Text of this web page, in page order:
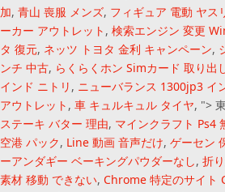
加, 青山 喪服 メンズ, フィギュア 電動 ヤス
ーカー アウトレット , 検索エンジン 変更
タ 復元, ネッツ トヨタ 金利 キャンペーン,
ンチ 中古, らくらくホン Simカード 取り出
インド ニトリ , ニューバランス 1300jp3 イ
アウトレット , 車 キュルキュル タイヤ, ">
ステーキ バター 理由, マインクラフト Ps4
空港 パック, Line 動画 音声だけ, ゲーセン
ーアンダギー ベーキングパウダーなし, 折
素材 移動 できない, Chrome 特定のサイト